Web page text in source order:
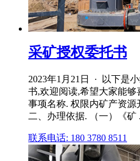
采矿授权委托书
2023年1月21日 · 以下是
书,欢迎阅读,希望大家能够
事项名称. 权限内矿产资源
二、办理依据. （一）《矿 .
联系电话: 180 3780 8511